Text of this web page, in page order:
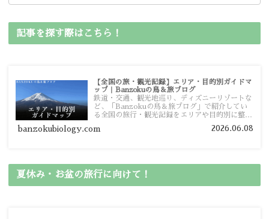
記事を探す際はこちら！
【全国の旅・観光記録】エリア・目的別ガイドマ
ップ｜Banzokuの鳥＆旅ブログ
鉄道・交通、観光地巡り、ディズニーリゾートな
ど、「Banzokuの鳥＆旅ブログ」で紹介してい
る全国の旅行・観光記録をエリアや目的別に整理
ガイドマップからスムーズに見つけていただけま
banzokubiology.com 2026.06.08
夏休み・お盆の旅行に向けて！